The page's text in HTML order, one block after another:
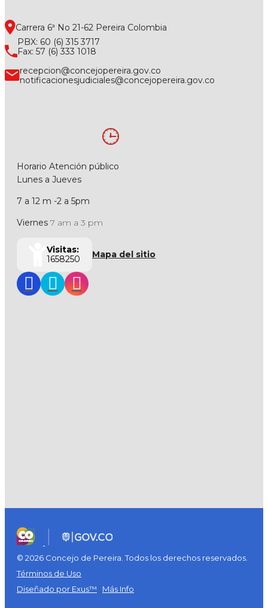
Carrera 6ª No 21-62 Pereira Colombia
PBX: 60 (6) 315 3717
Fax: 57 (6) 333 1018
recepcion@concejopereira.gov.co
notificacionesjudiciales@concejopereira.gov.co
Horario Atención público
Lunes a Jueves
7 a 12 m -2 a 5pm
Viernes 7 am a 3 pm
Visitas:
1658250
Mapa del sitio
© 2026 Concejo de Pereira. Todos los derechos reservados.
Términos de Uso
Diseñado por Exus™ | Más Info